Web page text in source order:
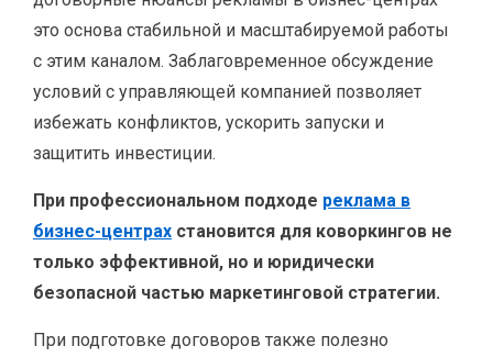
это основа стабильной и масштабируемой работы
с этим каналом. Заблаговременное обсуждение
условий с управляющей компанией позволяет
избежать конфликтов, ускорить запуски и
защитить инвестиции.
При профессиональном подходе реклама в
бизнес-центрах становится для коворкингов не
только эффективной, но и юридически
безопасной частью маркетинговой стратегии.
При подготовке договоров также полезно